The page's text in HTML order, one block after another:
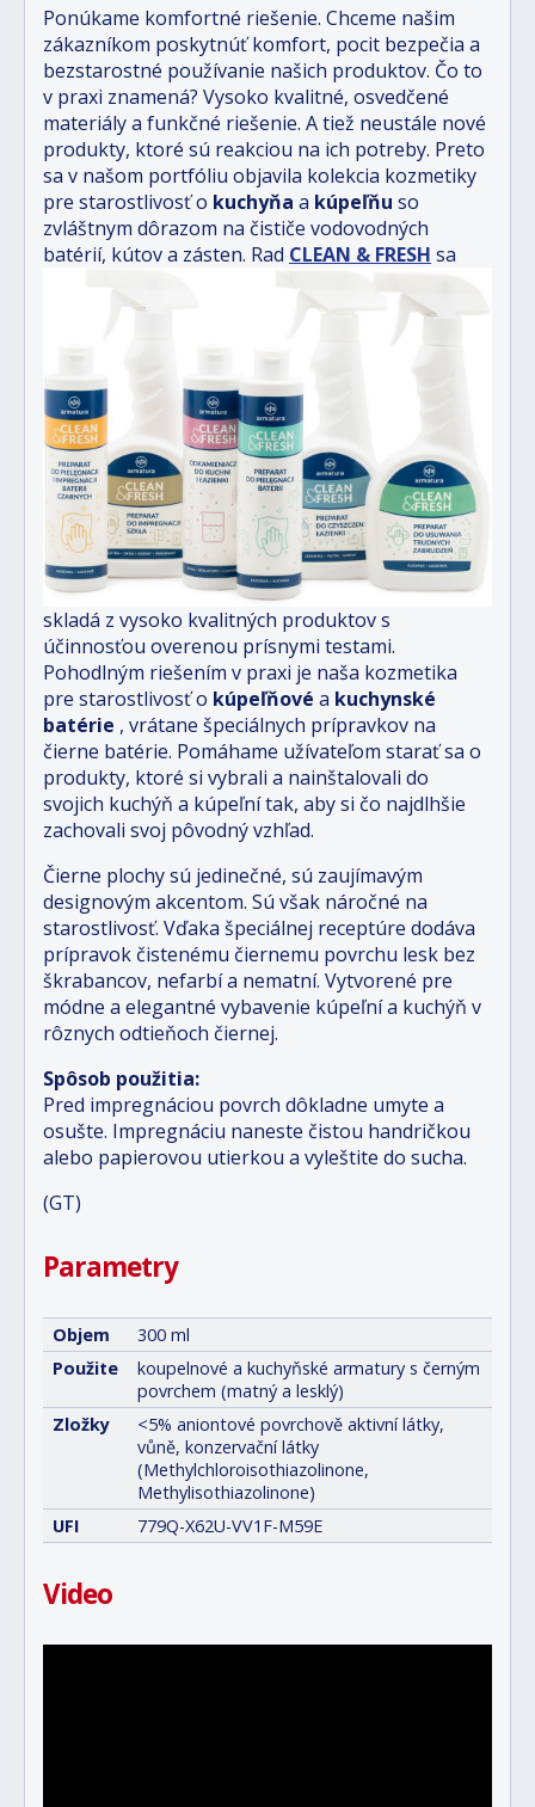
Ponúkame komfortné riešenie. Chceme našim
zákazníkom poskytnúť komfort, pocit bezpečia a
bezstarostné používanie našich produktov. Čo to
v praxi znamená? Vysoko kvalitné, osvedčené
materiály a funkčné riešenie. A tiež neustále nové
produkty, ktoré sú reakciou na ich potreby. Preto
sa v našom portfóliu objavila kolekcia kozmetiky
pre starostlivosť o kuchyňa a kúpeľňu so
zvláštnym dôrazom na čističe vodovodných
batérií, kútov a zásten. Rad CLEAN & FRESH sa
skladá z vysoko kvalitných produktov s
účinnosťou overenou prísnymi testami.
Pohodlným riešením v praxi je naša kozmetika
pre starostlivosť o kúpeľňové a kuchynské
batérie , vrátane špeciálnych prípravkov na
čierne batérie. Pomáhame užívateľom starať sa o
produkty, ktoré si vybrali a nainštalovali do
svojich kuchýň a kúpeľní tak, aby si čo najdlhšie
zachovali svoj pôvodný vzhľad.
Čierne plochy sú jedinečné, sú zaujímavým
designovým akcentom. Sú však náročné na
starostlivosť. Vďaka špeciálnej receptúre dodáva
prípravok čistenému čiernemu povrchu lesk bez
škrabancov, nefarbí a nematní. Vytvorené pre
módne a elegantné vybavenie kúpeľní a kuchýň v
rôznych odtieňoch čiernej.
Spôsob použitia:
Pred impregnáciou povrch dôkladne umyte a
osušte. Impregnáciu naneste čistou handričkou
alebo papierovou utierkou a vyleštite do sucha.
(GT)
Parametry
Objem
300 ml
Použite
koupelnové a kuchyňské armatury s černým
povrchem (matný a lesklý)
Zložky
<5% aniontové povrchově aktivní látky,
vůně, konzervační látky
(Methylchloroisothiazolinone,
Methylisothiazolinone)
UFI
779Q-X62U-VV1F-M59E
Video